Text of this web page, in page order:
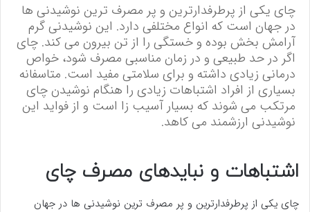
چای یکی از پرطرفدارترین و پر مصرف ترین نوشیدنی ها
در جهان است که انواع مختلفی دارد. این نوشیدنی گرم
آرامش بخش بوده و خستگی را از تن بیرون می کند. چای
اگر در حد طبیعی و در زمان مناسبی مصرف شود، خواص
درمانی زیادی داشته و برای سلامتی مفید است. متاسفانه
بسیاری از افراد اشتباهات زیادی را هنگام نوشیدن چای
مرتکب می شوند که بسیار آسیب زا است و از فواید این
نوشیدنی ارزشمند می کاهد.
اشتباهات و نبایدهای مصرف چای
چای یکی از پرطرفدارترین و پر مصرف ترین نوشیدنی ها در جهان